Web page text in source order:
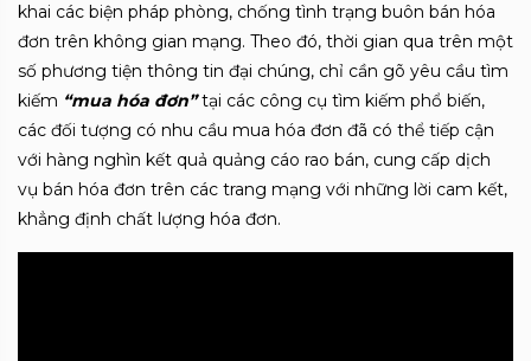
khai các biện pháp phòng, chống tình trạng buôn bán hóa
đơn trên không gian mạng. Theo đó, thời gian qua trên một
số phương tiện thông tin đại chúng, chỉ cần gõ yêu cầu tìm
kiếm “mua hóa đơn”tại các công cụ tìm kiếm phổ biến,
các đối tượng có nhu cầu mua hóa đơn đã có thể tiếp cận
với hàng nghìn kết quả quảng cáo rao bán, cung cấp dịch
vụ bán hóa đơn trên các trang mạng với những lời cam kết,
khẳng định chất lượng hóa đơn.